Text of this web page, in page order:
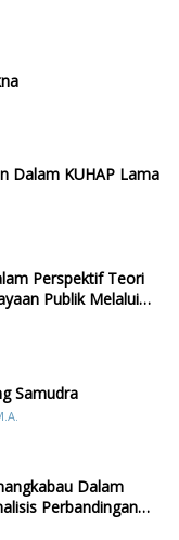
Dalam KUHAP Lama
Perspektif Teori
Publik Melalui
Bencana di
Samudra
Dalam
Perbandingan